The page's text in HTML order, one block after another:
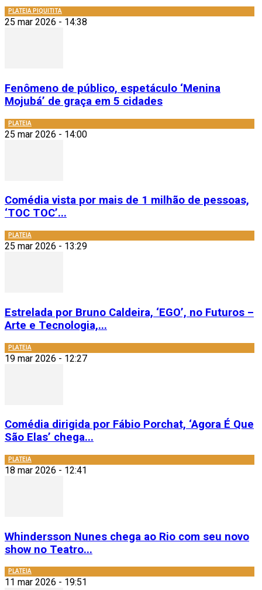
PLATEIA PIQUITITA
25 mar 2026 - 14:38
Fenômeno de público, espetáculo ‘Menina
Mojubá’ de graça em 5 cidades
PLATEIA
25 mar 2026 - 14:00
Comédia vista por mais de 1 milhão de pessoas,
‘TOC TOC’...
PLATEIA
25 mar 2026 - 13:29
Estrelada por Bruno Caldeira, ‘EGO’, no Futuros –
Arte e Tecnologia,...
PLATEIA
19 mar 2026 - 12:27
Comédia dirigida por Fábio Porchat, ‘Agora É Que
São Elas’ chega...
PLATEIA
18 mar 2026 - 12:41
Whindersson Nunes chega ao Rio com seu novo
show no Teatro...
PLATEIA
11 mar 2026 - 19:51